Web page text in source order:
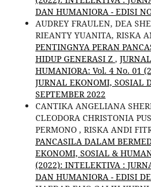
DAN HUMANIORA - EDISI
AUDREY FRAULEN, DEA
RIEANTY YUANITA, RISKA
PENTINGNYA PERAN
HIDUP GENERASI Z ,
HUMANIORA: Vol. 4 No. 01
JURNAL EKONOMI, SOSIAL
SEPTEMBER 2022
CANTIKA ANGELIANA
CLEODORA CHRISTONIA
PERMONO , RISKA ANDI
PANCASILA DALAM
EKONOMI, SOSIAL &
(2022): INTELEKTIVA :
DAN HUMANIORA - EDISI